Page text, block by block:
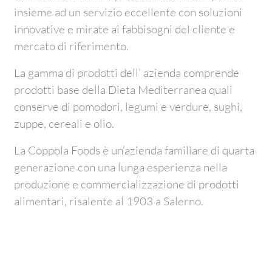
insieme ad un servizio eccellente con soluzioni
innovative e mirate ai fabbisogni del cliente e
mercato di riferimento.
La gamma di prodotti dell’ azienda comprende
prodotti base della Dieta Mediterranea quali
conserve di pomodori, legumi e verdure, sughi,
zuppe, cereali e olio.
La Coppola Foods è un’azienda familiare di quarta
generazione con una lunga esperienza nella
produzione e commercializzazione di prodotti
alimentari, risalente al 1903 a Salerno.